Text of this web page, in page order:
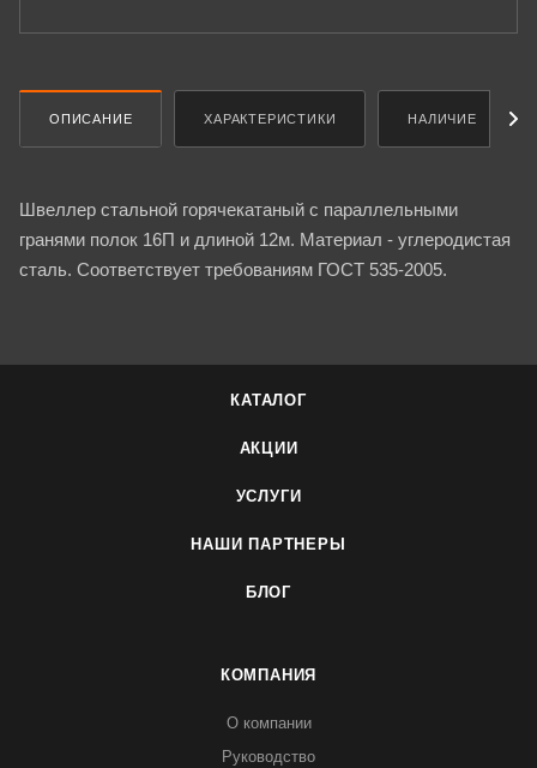
ОПИСАНИЕ ХАРАКТЕРИСТИКИ НАЛИЧИЕ
Швеллер стальной горячекатаный с параллельными
гранями полок 16П и длиной 12м. Материал - углеродистая
сталь. Соответствует требованиям ГОСТ 535-2005.
КАТАЛОГ
АКЦИИ
УСЛУГИ
НАШИ ПАРТНЕРЫ
БЛОГ
КОМПАНИЯ
О компании
Руководство